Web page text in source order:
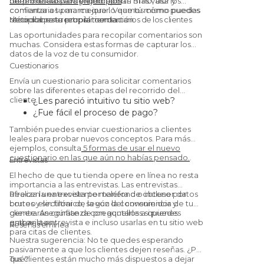
confianza a tu marca que lo que tú mismo puedas
decir sobre tu propia tienda.
comentarios para mejorar. Veamos cómo puedes
recopilar esta retroalimentación.
Métodos para recopilar comentarios de los clientes
Las oportunidades para recopilar comentarios son
muchas. Considera estas formas de capturar los
datos de la voz de tu consumidor.
Cuestionarios
Envía un cuestionario para solicitar comentarios
sobre las diferentes etapas del recorrido del
cliente.¿Les pareció intuitivo tu sitio web?
¿Fue fácil el proceso de pago?
¿Quedaron satisfechos con el
producto/servicio?
¿Te recomendarían a un amigo?(Sí, esta
es unaNet Promoter Scorepregunta.)
También puedes enviar cuestionarios a clientes
leales para probar nuevos conceptos. Para más
ejemplos, consulta 5 formas de usar el nuevo
cuestionario en las que aún no habías pensado.
Entrevistas
El hecho de que tu tienda opere en línea no resta
importancia a las entrevistas. Las entrevistas
ofrecen una excelente manera de obtener datos
brutos y sin filtrar de la voz del consumidor y
generarán confianza con aquellos a quienes
entrevistes.
Realiza la entrevista por teléfono o incluso por
correo electrónico, según la conveniencia de tu
cliente. Asegúrate de preguntarles si puedes
grabar la entrevista e incluso usarlas en tu sitio web
para citas de clientes.
Reseñas en línea
Nuestra sugerencia: No te quedes esperando
pasivamente a que los clientes dejen reseñas. ¿Por
qué?
Tus clientes están mucho más dispuestos a dejar